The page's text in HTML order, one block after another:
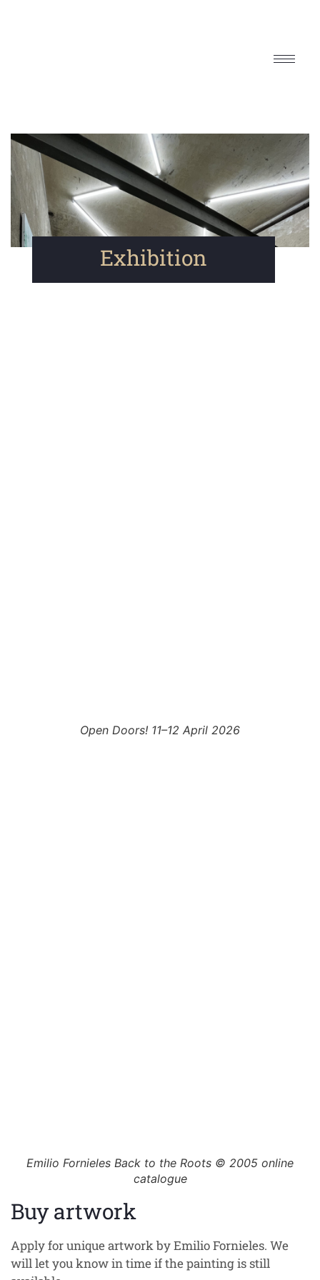
Exhibition
Open Doors! 11–12 April 2026
Emilio Fornieles Back to the Roots © 2005 online
catalogue
Buy artwork
Apply for unique artwork by Emilio Fornieles. We
will let you know in time if the painting is still